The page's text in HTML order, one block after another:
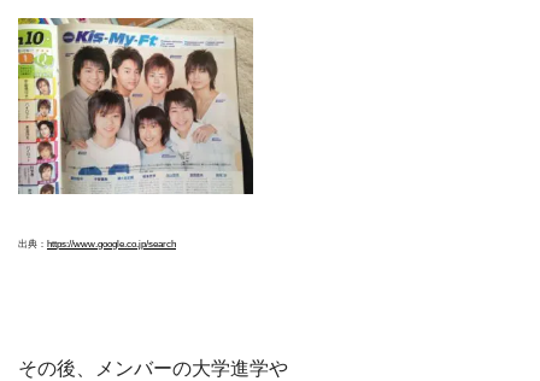
出典： https://www.google.co.jp/search
その後、メンバーの大学進学や